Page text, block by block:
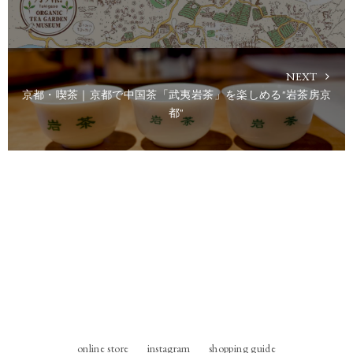
NEXT
京都・喫茶｜京都で中国茶「武夷岩茶」を楽しめる"岩茶房京
都"
online store instagram shopping guide